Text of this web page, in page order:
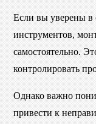
Если вы уверены в
инструментов,
самостоятельно.
контролировать
Однако важно
привести к